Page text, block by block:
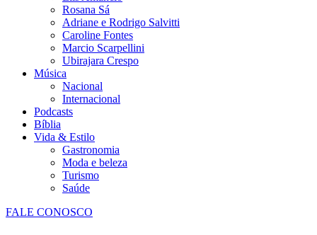
Rosana Sá
Adriane e Rodrigo Salvitti
Caroline Fontes
Marcio Scarpellini
Ubirajara Crespo
Música
Nacional
Internacional
Podcasts
Bíblia
Vida & Estilo
Gastronomia
Moda e beleza
Turismo
Saúde
FALE CONOSCO